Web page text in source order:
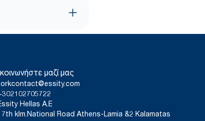
μαζί μας
Hellas A.E
klm.National Road Athens-Lamia &2 Kalamatas